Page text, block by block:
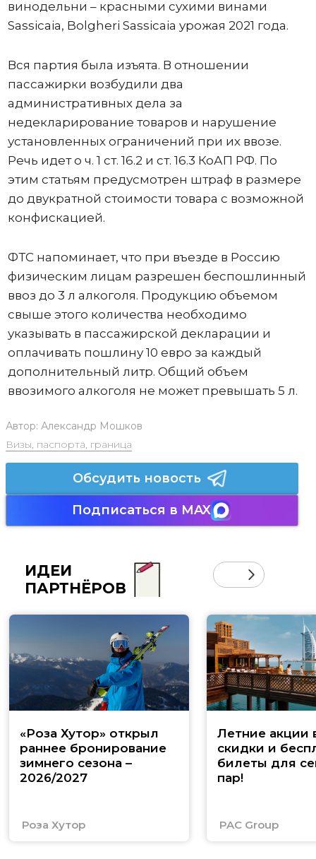
винодельни – красными сухими винами
Sassicaia, Bolgheri Sassicaia урожая 2021 года.
Вся партия была изъята. В отношении
пассажирки возбудили два
административных дела за
недекларирование товаров и нарушение
установленных ограничений при их ввозе.
Речь идет о ч. 1 ст. 16.2 и ст. 16.3 КоАП РФ. По
этим статьям предусмотрен штраф в размере
до двукратной стоимости товара с возможной
конфискацией.
ФТС напоминает, что при въезде в Россию
физическим лицам разрешен беспошлинный
ввоз до 3 л алкоголя. Продукцию объемом
свыше этого количества необходимо
указывать в пассажирской декларации и
оплачивать пошлину 10 евро за каждый
дополнительный литр. Общий объем
ввозимого алкоголя не может превышать 5 л.
Автор: Александр Мошков
Визы, паспорта, граница
Обсудить новость
Подписаться в MAX
ИДЕИ
ПАРТНЁРОВ
«Роза Хутор» открыл
раннее бронирование
зимнего сезона –
2026/2027
Роза Хутор
Летние акции
скидки и
билеты для
пар!
PAC Group